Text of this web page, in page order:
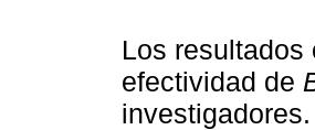
Los
efectividad de